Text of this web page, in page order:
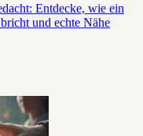
Entdecke, wie ein
und echte Nähe